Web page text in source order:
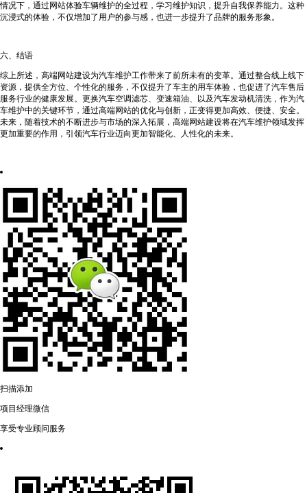
情况下，通过网站体验车辆维护的全过程，学习维护知识，提升自我保养能力。这种
沉浸式的体验，不仅增加了用户的参与感，也进一步提升了品牌的服务形象。
六、结语
综上所述，高端网站建设为汽车维护工作带来了前所未有的变革。通过整合线上线下
资源，提供全方位、个性化的服务，不仅提升了车主的用车体验，也促进了汽车售后
服务行业的健康发展。更换汽车空调滤芯、变速箱油、以及汽车发动机清洗，作为汽
车维护中的关键环节，通过高端网站的优化与创新，正变得更加高效、便捷、安全。
未来，随着技术的不断进步与市场的深入拓展，高端网站建设将在汽车维护领域发挥
更加重要的作用，引领汽车行业迈向更加智能化、人性化的未来。
扫描添加
项目经理微信
享受专业顾问服务